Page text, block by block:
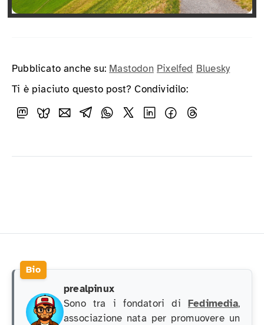
Pubblicato anche su: Mastodon Pixelfed Bluesky
Ti è piaciuto questo post? Condividilo:
prealpinux
Sono tra i fondatori di Fedimedia,
associazione nata per promuovere un